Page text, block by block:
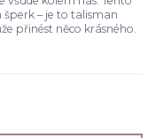
šperk – je to talisman
přinést něco krásného.